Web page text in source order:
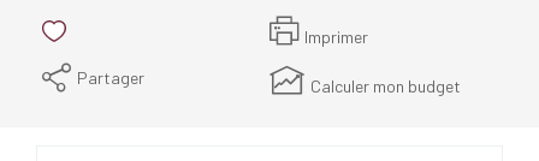
Imprimer
Partager
Calculer mon budget